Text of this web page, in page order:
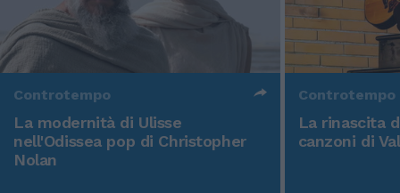
Controtempo
La modernità di Ulisse
nell'Odissea pop di Christopher
Nolan
Controtempo
La rinascita
canzoni di